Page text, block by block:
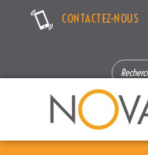
CONTACTEZ-NOUS
SEARCH
FOR: